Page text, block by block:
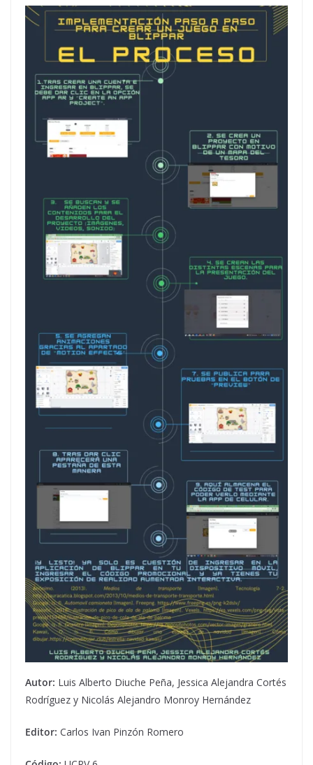
Autor: Luis Alberto Diuche Peña, Jessica Alejandra Cortés
Rodríguez y Nicolás Alejandro Monroy Hernández
Editor: Carlos Ivan Pinzón Romero